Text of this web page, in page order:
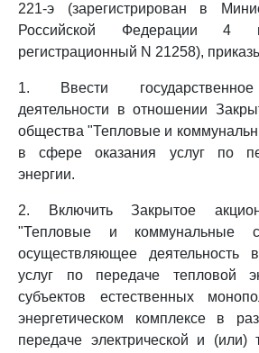
221-э (зарегистрирован в
Российской Федерации
регистрационный N 21258),
1. Ввести государственное
деятельности в отношении
общества "Тепловые и
в сфере оказания услуг по
энергии.
2. Включить Закрытое
"Тепловые и коммунальные
осуществляющее деятельность
услуг по передаче тепловой
субъектов естественных
энергетическом комплексе в
передаче электрической и (или)